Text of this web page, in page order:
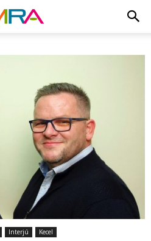
Interjú Kecel